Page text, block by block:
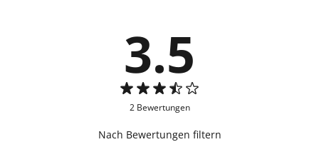
3.5
2 Bewertungen
Nach Bewertungen filtern